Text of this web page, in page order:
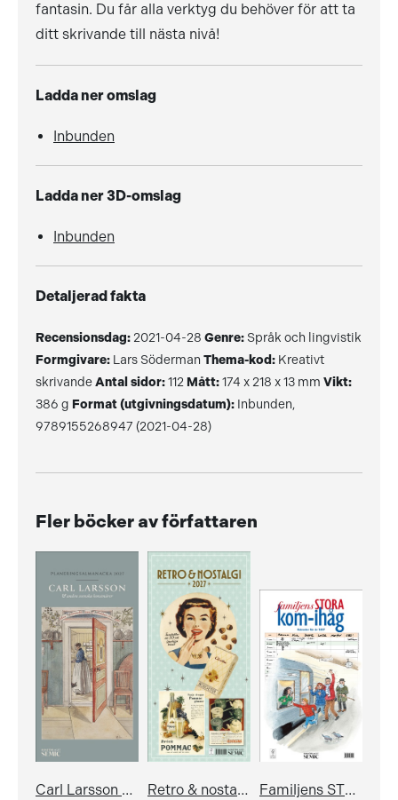
fantasin. Du får alla verktyg du behöver för att ta
ditt skrivande till nästa nivå!
Ladda ner omslag
Inbunden
Ladda ner 3D-omslag
Inbunden
Detaljerad fakta
Recensionsdag: 2021-04-28 Genre: Språk och lingvistik
Formgivare: Lars Söderman Thema-kod: Kreativt
skrivandeAntal sidor:112 Mått:174 x 218 x 13 mm Vikt:
386 g Format (utgivningsdatum): Inbunden,
9789155268947 (2021-04-28)
Fler böcker av författaren
Carl Larsson & andra svenska konstnärer: Planeringsalmanacka 2027 Retro & nostalgi 2027 Familjens STORA kom-ihåg-kalender 2027